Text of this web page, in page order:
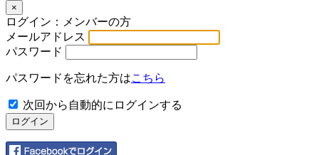
×
ログイン：メンバーの方
メールアドレス
パスワード
パスワードを忘れた方はこちら
次回から自動的にログインする